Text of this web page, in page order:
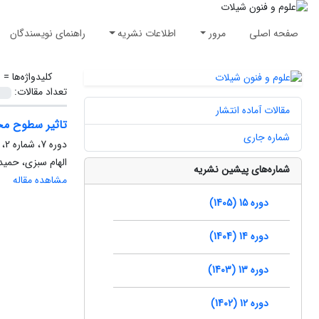
صفحه اصلی مرور اطلاعات نشریه راهنمای نویسندگان
کلیدواژه‌ها =
تعداد مقالات:
تاثیر سطوح
دوره 7، شماره 2، بهار 1397، صفحه
الهام سبزی،
مشاهده مقاله
مقالات آماده انتشار
شماره جاری
شماره‌های پیشین نشریه
دوره 15 (1405)
دوره 14 (1404)
دوره 13 (1403)
دوره 12 (1402)